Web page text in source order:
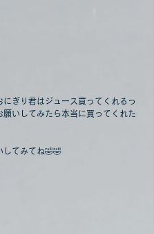
にぎり君はジュース買ってくれるっ
願いしてみたら本当に買ってくれた
してみてね🤣🤣